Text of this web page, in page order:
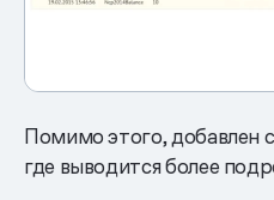
Помимо этого, добавлен
где выводится более